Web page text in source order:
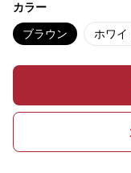
カラー
ブラウン ホワイ